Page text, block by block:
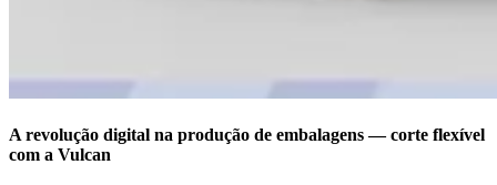
A revolução digital na produção de embalagens — corte flexível
com a Vulcan